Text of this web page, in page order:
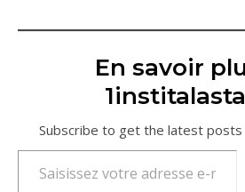
En savoir
Subscribe to get the latest
Saisissez votre adresse e-mail…